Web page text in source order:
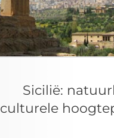
Sicilië:
culturele